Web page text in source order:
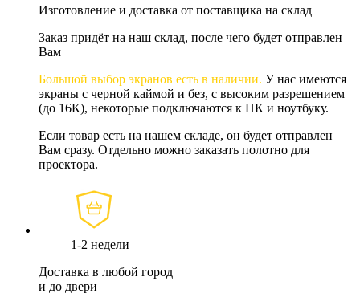
Изготовление и доставка от поставщика на склад
Заказ придёт на наш склад, после чего будет отправлен
Вам
Большой выбор экранов есть в наличии. У нас имеются
экраны с черной каймой и без, с высоким разрешением
(до 16К), некоторые подключаются к ПК и ноутбуку.
Если товар есть на нашем складе, он будет отправлен
Вам сразу. Отдельно можно заказать полотно для
проектора.
1-2 недели
Доставка в любой город
и до двери